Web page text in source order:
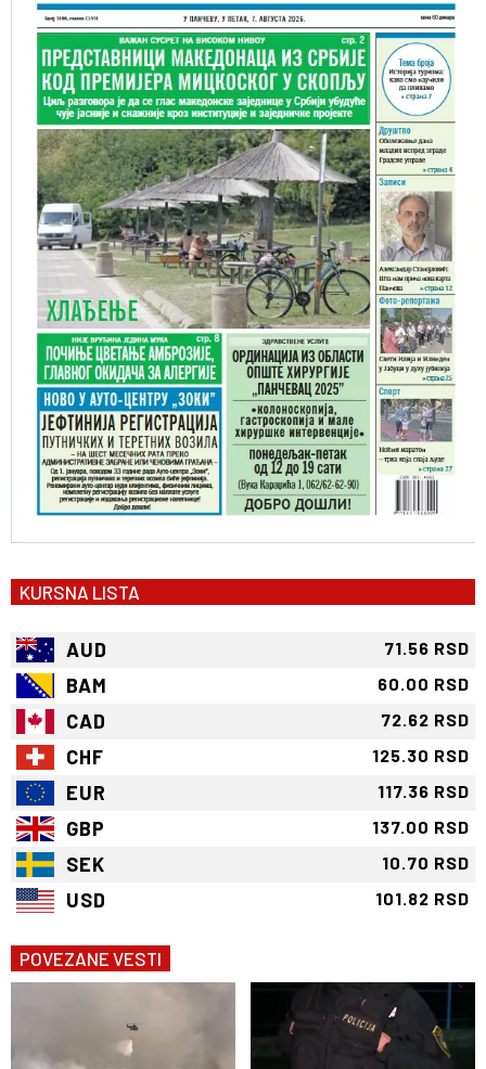
KURSNA LISTA
AUD 71.56 RSD
BAM 60.00 RSD
CAD 72.62 RSD
CHF 125.30 RSD
EUR 117.36 RSD
GBP 137.00 RSD
SEK 10.70 RSD
USD 101.82 RSD
POVEZANE VESTI